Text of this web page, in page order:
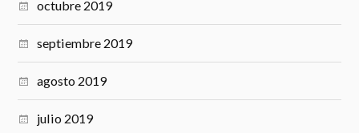
octubre 2019
septiembre 2019
agosto 2019
julio 2019